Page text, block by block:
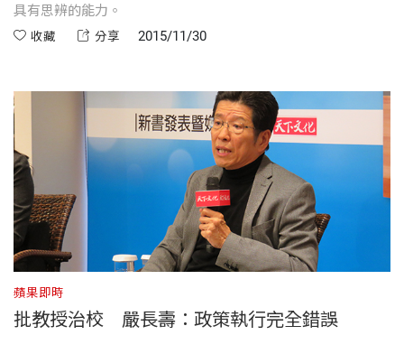
具有思辨的能力。
收藏 分享 2015/11/30
蘋果即時
批教授治校 嚴長壽：政策執行完全錯誤